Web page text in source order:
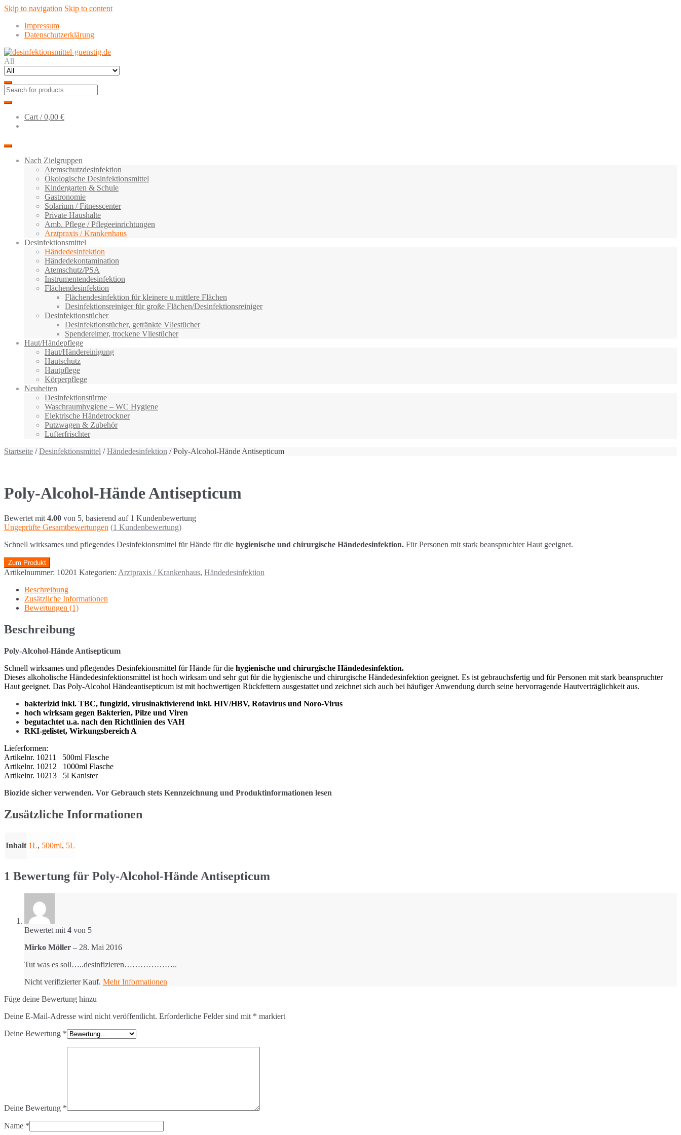
Skip to navigation Skip to content
Impressum
Datenschutzerklärung
All
Cart /0,00 €
Nach Zielgruppen
Atemschutzdesinfektion
Ökologische Desinfektionsmittel
Kindergarten & Schule
Gastronomie
Solarium / Fitnesscenter
Private Haushalte
Amb. Pflege / Pflegeeinrichtungen
Arztpraxis / Krankenhaus
Desinfektionsmittel
Händedesinfektion
Händedekontamination
Atemschutz/PSA
Instrumentendesinfektion
Flächendesinfektion
Flächendesinfektion für kleinere u mittlere Flächen
Desinfektionsreiniger für große Flächen/Desinfektionsreiniger
Desinfektionstücher
Desinfektionstücher, getränkte Vliestücher
Spendereimer, trockene Vliestücher
Haut/Händepflege
Haut/Händereinigung
Hautschutz
Hautpflege
Körperpflege
Neuheiten
Desinfektionstürme
Waschraumhygiene – WC Hygiene
Elektrische Händetrockner
Putzwagen & Zubehör
Lufterfrischter
Startseite /Desinfektionsmittel /Händedesinfektion / Poly-Alcohol-Hände Antisepticum
Poly-Alcohol-Hände Antisepticum
Bewertet mit 4.00 von 5, basierend auf 1 Kundenbewertung
Ungeprüfte Gesamtbewertungen (1 Kundenbewertung)
Schnell wirksames und pflegendes Desinfekionsmittel für Hände für die hygienische und chirurgische Händedesinfektion. Für Personen mit stark beanspruchter Haut geeignet.
Zum Produkt
Artikelnummer: 10201 Kategorien: Arztpraxis / Krankenhaus, Händedesinfektion
Beschreibung
Zusätzliche Informationen
Bewertungen (1)
Beschreibung
Poly-Alcohol-Hände Antisepticum​
Schnell wirksames und pflegendes Desinfekionsmittel für Hände für die hygienische und chirurgische Händedesinfektion.
Dieses alkoholische Händedesinfektionsmittel ist hoch wirksam und sehr gut für die hygienische und chirurgische Händedesinfektion geeignet. Es ist gebrauchsfertig und für Personen mit stark beanspruchter
Haut geeignet. Das Poly-Alcohol Händeantisepticum ist mit hochwertigen Rückfettern ausgestattet und zeichnet sich auch bei häufiger Anwendung durch seine hervorragende Hautverträglichkeit aus.
bakterizid inkl. TBC, fungizid, virusinaktivierend inkl. HIV/HBV, Rotavirus und Noro-Virus
hoch wirksam gegen Bakterien, Pilze und Viren
begutachtet u.a. nach den Richtlinien des VAH
RKI-gelistet, Wirkungsbereich A
Lieferformen:
Artikelnr. 10211 500ml Flasche
Artikelnr. 10212 1000ml Flasche
Artikelnr. 10213 5l Kanister
Biozide sicher verwenden. Vor Gebrauch stets Kennzeichnung und Produktinformationen lesen
Zusätzliche Informationen
Inhalt 1L, 500ml, 5L
1 Bewertung für Poly-Alcohol-Hände Antisepticum
Bewertet mit 4 von 5
Mirko Möller – 28. Mai 2016
Tut was es soll…..desinfizieren………………..
Nicht verifizierter Kauf. Mehr Informationen
Füge deine Bewertung hinzu
Deine E-Mail-Adresse wird nicht veröffentlicht. Erforderliche Felder sind mit * markiert
Deine Bewertung *
Deine Bewertung *
Name *